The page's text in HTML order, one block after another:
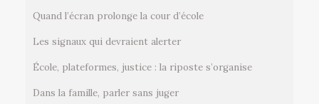
Quand l’écran prolonge la cour d’école
Les signaux qui devraient alerter
École, plateformes, justice : la riposte s’organise
Dans la famille, parler sans juger